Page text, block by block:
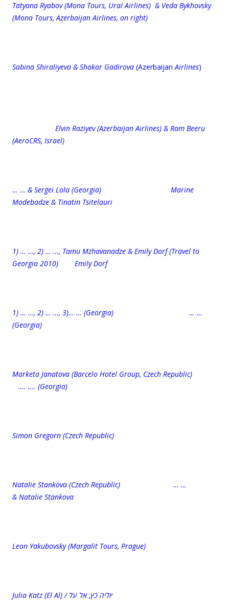
Tatyana Ryabov (Mona Tours, Ural Airlines) & Veda Bykhovsky
(Mona Tours, Azerbaijan Airlines, on right)
Sabina Shiraliyeva & Shakar Gadirova (AzerbaijanAirlines)
Elvin Raziyev (Azerbaijan Airlines) & Ram Beeru
(AeroCRS, Israel)
… … & Sergei Lola (Georgia) Marine
Modebadze & Tinatin Tsitelauri
1) … …, 2) … …, Tamu Mzhavanadze & Emily Dorf (Travel to
Georgia 2010)
Emily Dorf
1) … …, 2) … …, 3)… … (Georgia) … …
(Georgia)
Marketa Janatova (Barcelo Hotel Group, Czech Republic)
…. …. (Georgia)
Simon Gregorn (Czech Republic)
Natalie Stankova (Czech Republic) … …
& Natalie Stankova
Leon Yakubovsky (Margalit Tours, Prague)
Julia Katz (El Al) / יוליה כץ, אל על